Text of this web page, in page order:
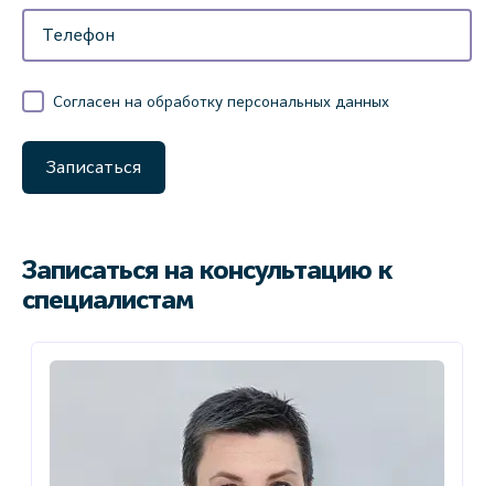
Согласен на обработку персональных данных
Записаться
Записаться на консультацию к
специалистам